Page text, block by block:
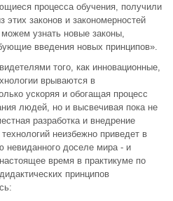
процесса обучения, получили
законов и закономерностей
узнать новые законы,
введения новых принципов».
того, как инновационные,
врываются в
ускоряя и обогащая процесс
людей, но и высвечивая пока не
разработка и внедрение
неизбежно приведет в
доселе мира - и
время в практикуме по
принципов